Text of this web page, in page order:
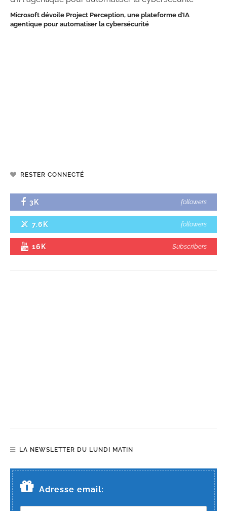
Microsoft dévoile Project Perception, une plateforme d’IA
agentique pour automatiser la cybersécurité
RESTER CONNECTÉ
3K followers
7.6K followers
16K Subscribers
LA NEWSLETTER DU LUNDI MATIN
Adresse email: